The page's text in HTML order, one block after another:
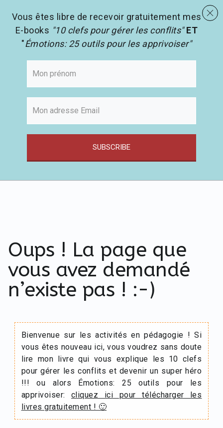
menu Les activités en pédagogie search
Oups ! La page que
vous avez demandé
n’existe pas ! :-)
Bienvenue sur les activités en pédagogie ! Si
vous êtes nouveau ici, vous voudrez sans doute
lire mon livre qui vous explique les 10 clefs
pour gérer les conflits et devenir un super héro
!!! ou alors Émotions: 25 outils pour les
apprivoiser: cliquez ici pour télécharger les
livres gratuitement ! 🙂
Vous êtes libre de recevoir gratuitement mes
E-books "10 clefs pour gérer les conflits" ET
"Émotions: 25 outils pour les apprivoiser"
SUBSCRIBE